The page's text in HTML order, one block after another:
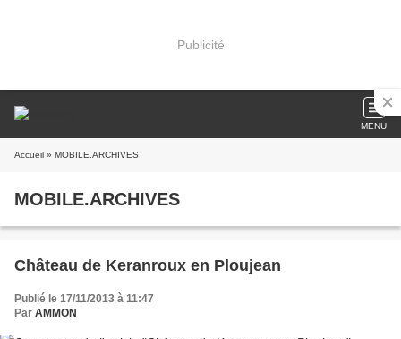
Publicité
MENU
Accueil » MOBILE.ARCHIVES
MOBILE.ARCHIVES
Château de Keranroux en Ploujean
Publié le 17/11/2013 à 11:47
Par AMMON